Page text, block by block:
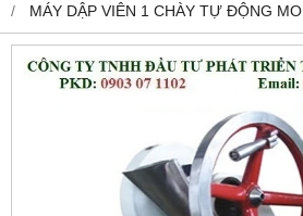
MÁY DẬP VIÊN 1 CHÀY TỰ ĐỘNG